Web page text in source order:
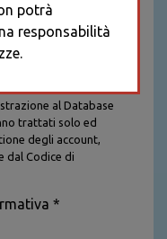
al Database
trattati solo ed
degli account,
dal Codice di
dalla legge e
caso per caso
*
potrà
responsabilità